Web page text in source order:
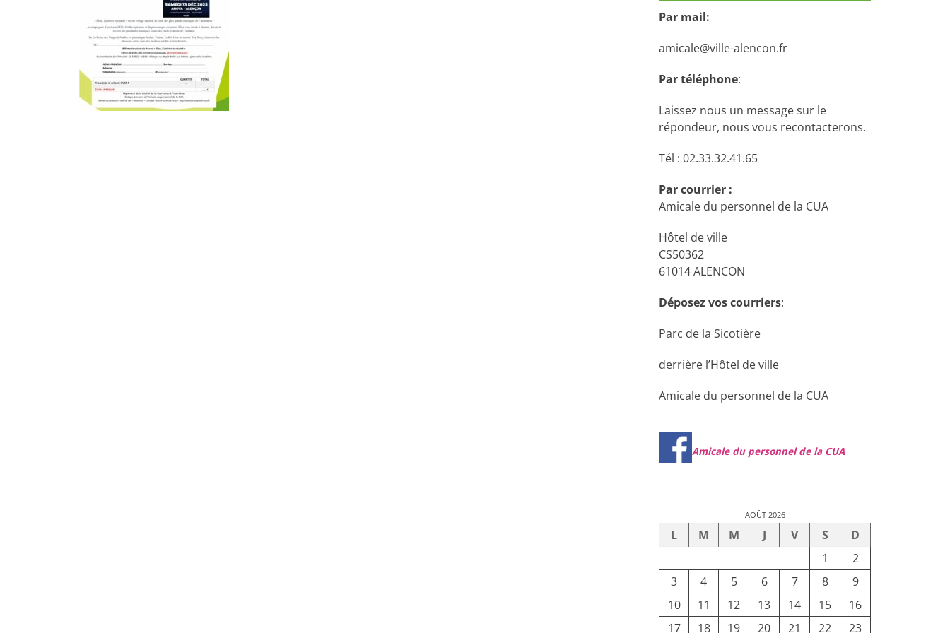
Par mail:
amicale@ville-alencon.fr
Par téléphone:
Laissez nous un message sur le
répondeur, nous vous recontacterons.
Tél : 02.33.32.41.65
Par courrier :
Amicale du personnel de la CUA
Hôtel de ville
CS50362
61014 ALENCON
Déposez vos courriers:
Parc de la Sicotière
derrière l’Hôtel de ville
Amicale du personnel de la CUA
Amicale du personnel de la CUA
AOÛT 2026
L M M J V S
D
1
2
3
4 5 6 7 8
9
10
11 12 13 14 15
16
17
18 19 20 21 22 23